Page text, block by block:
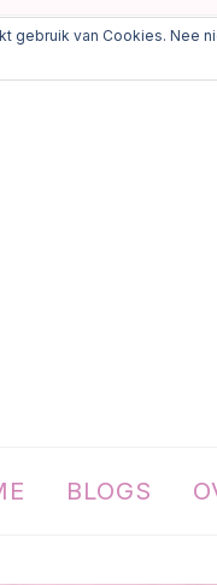
BLOGS
gebruik van Cookies. Nee